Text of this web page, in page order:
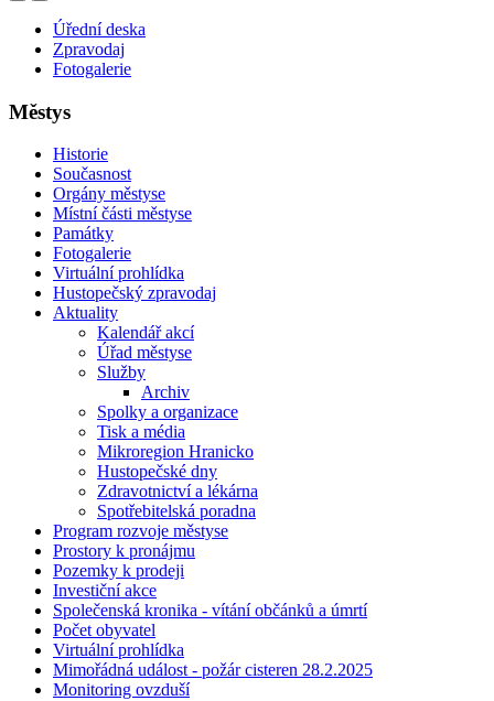
Úřední deska
Zpravodaj
Fotogalerie
Městys
Historie
Současnost
Orgány městyse
Místní části městyse
Památky
Fotogalerie
Virtuální prohlídka
Hustopečský zpravodaj
Aktuality
Kalendář akcí
Úřad městyse
Služby
Archiv
Spolky a organizace
Tisk a média
Mikroregion Hranicko
Hustopečské dny
Zdravotnictví a lékárna
Spotřebitelská poradna
Program rozvoje městyse
Prostory k pronájmu
Pozemky k prodeji
Investiční akce
Společenská kronika - vítání občánků a úmrtí
Počet obyvatel
Virtuální prohlídka
Mimořádná událost - požár cisteren 28.2.2025
Monitoring ovzduší